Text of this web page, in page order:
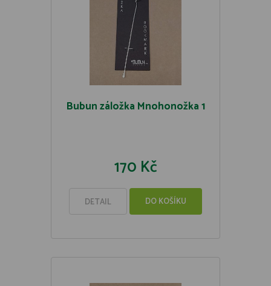
Bubun záložka Mnohonožka 1
170 Kč
DETAIL DO KOŠÍKU